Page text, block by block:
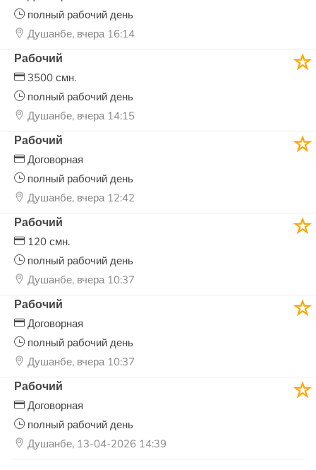
полный рабочий день
Душанбе, вчера 16:14
Рабочий
3500 смн.
полный рабочий день
Душанбе, вчера 14:15
Рабочий
Договорная
полный рабочий день
Душанбе, вчера 12:42
Рабочий
120 смн.
полный рабочий день
Душанбе, вчера 10:37
Рабочий
Договорная
полный рабочий день
Душанбе, вчера 10:37
Рабочий
Договорная
полный рабочий день
Душанбе, 13-04-2026 14:39